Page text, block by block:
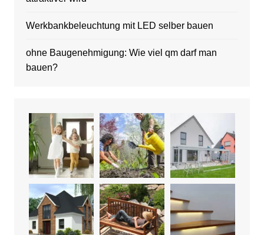
Werkbankbeleuchtung mit LED selber bauen
ohne Baugenehmigung: Wie viel qm darf man
bauen?